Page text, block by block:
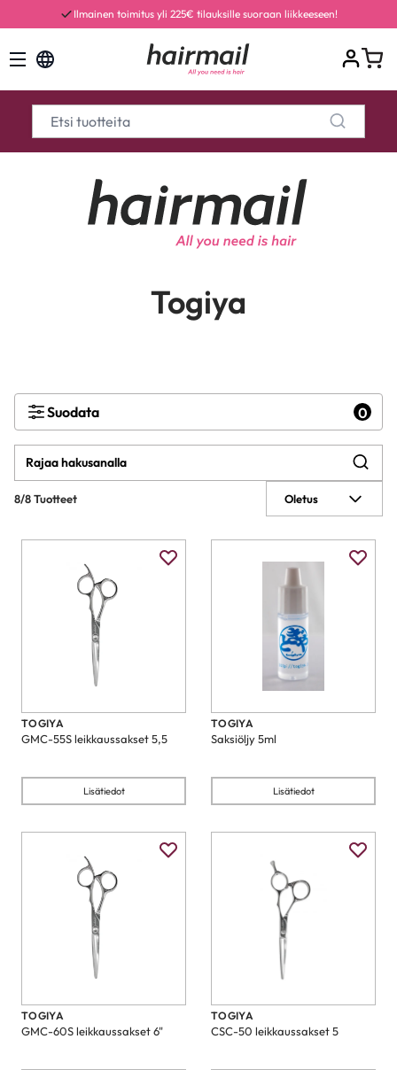
Ilmainen toimitus yli 225€ tilauksille suoraan liikkeeseen!
Togiya
Suodata 0
8/8 Tuotteet Oletus
TOGIYA
GMC-55S leikkaussakset 5,5
Lisätiedot
TOGIYA
Saksiöljy 5ml
Lisätiedot
TOGIYA
GMC-60S leikkaussakset 6"
TOGIYA
CSC-50 leikkaussakset 5